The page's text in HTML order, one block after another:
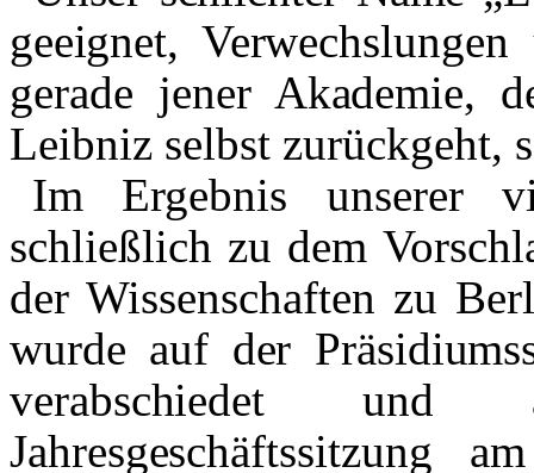
geeignet, Ver­
gerade jener Akademie,
Leibniz selbst zurückgeht,
Im Ergebnis unserer
schließlich zu dem
der Wissenschaften zu
wurde auf der
verabschiedet und
Jahresgeschäftssitzung